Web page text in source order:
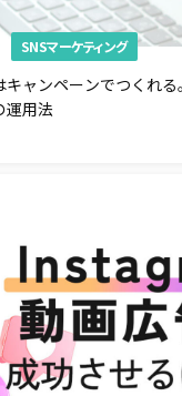
SNSマーケティング
キャンペーンでつくれ
運用法